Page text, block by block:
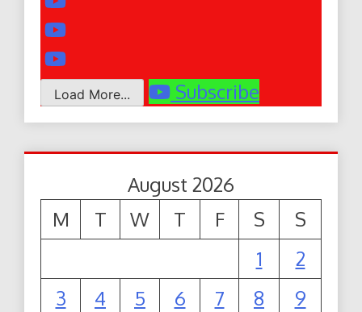
Load More... Subscribe
August 2026
M
T W T F S
S
1
2
3
4 5 6 7 8
9